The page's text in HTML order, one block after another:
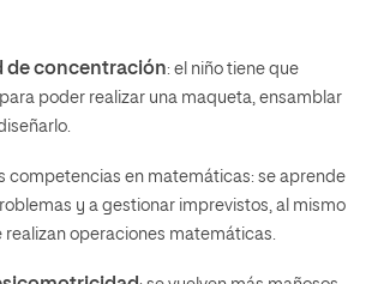
de concentración: el niño tiene que
poder realizar una maqueta, ensamblar
competencias en matemáticas: se aprende
y a gestionar imprevistos, al mismo
realizan operaciones matemáticas.